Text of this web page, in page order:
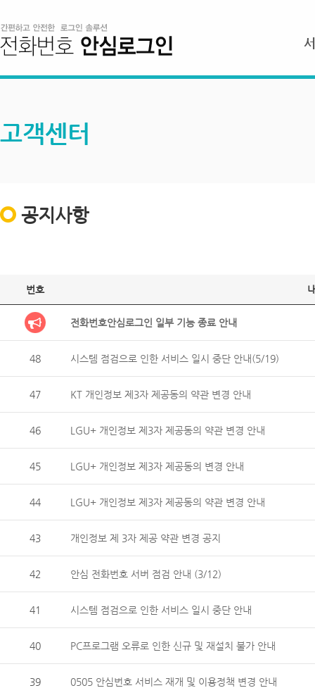
고객센터
공지사항
번호
전화번호안심로그인 일부 기능 종료 안내
48 시스템 점검으로 인한 서비스 일시 중단 안내(5/19)
47 KT 개인정보 제3자 제공동의 약관 변경 안내
46 LGU+ 개인정보 제3자 제공동의 약관 변경 안내
45 LGU+ 개인정보 제3자 제공동의 변경 안내
44 LGU+ 개인정보 제3자 제공동의 약관 변경 안내
43 개인정보 제 3자 제공 약관 변경 공지
42 안심 전화번호 서버 점검 안내 (3/12)
41 시스템 점검으로 인한 서비스 일시 중단 안내
40 PC프로그램 오류로 인한 신규 및 재설치 불가 안내
39 0505 안심번호 서비스 재개 및 이용정책 변경 안내